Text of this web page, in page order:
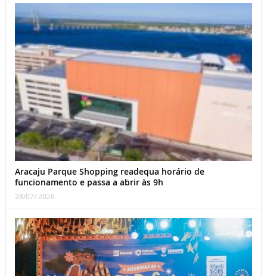
Aracaju Parque Shopping readequa horário de
funcionamento e passa a abrir às 9h
28/07/ 2026